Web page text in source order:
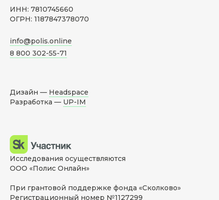
ИНН: 7810745660
ОГРН: 1187847378070
info@polis.online
8 800 302-55-71
Дизайн — Headspace
Разработка — UP-IM
Исследования осуществляются
ООО «Полис Онлайн»
При грантовой поддержке фонда «Сколково»
Регистрационный номер №1127299